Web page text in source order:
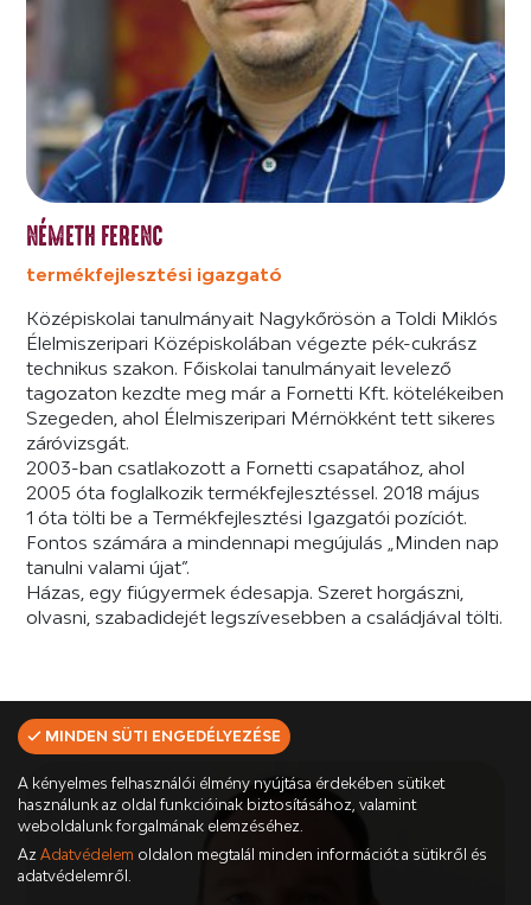
NÉMETH FERENC
termékfejlesztési igazgató
Középiskolai tanulmányait Nagykőrösön a Toldi Miklós
Élelmiszeripari Középiskolában végezte pék-cukrász
technikus szakon. Főiskolai tanulmányait levelező
tagozaton kezdte meg már a Fornetti Kft. kötelékeiben
Szegeden, ahol Élelmiszeripari Mérnökként tett sikeres
záróvizsgát.
2003-ban csatlakozott a Fornetti csapatához, ahol
2005 óta foglalkozik termékfejlesztéssel. 2018 május
1 óta tölti be a Termékfejlesztési Igazgatói pozíciót.
Fontos számára a mindennapi megújulás „Minden nap
tanulni valami újat”.
Házas, egy fiúgyermek édesapja. Szeret horgászni,
olvasni, szabadidejét legszívesebben a családjával tölti.
MINDEN SÜTI ENGEDÉLYEZÉSE
A kényelmes felhasználói élmény nyújtása érdekében sütiket
használunk az oldal funkcióinak biztosításához, valamint
weboldalunk forgalmának elemzéséhez.
Az Adatvédelem oldalon megtalál minden információt a sütikről és
adatvédelemről.